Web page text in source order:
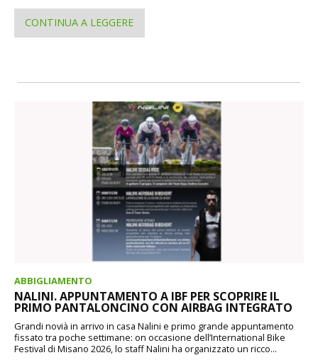
CONTINUA A LEGGERE
ABBIGLIAMENTO
NALINI. APPUNTAMENTO A IBF PER SCOPRIRE IL
PRIMO PANTALONCINO CON AIRBAG INTEGRATO
Grandi novià in arrivo in casa Nalini e primo grande appuntamento
fissato tra poche settimane: on occasione dell’International Bike
Festival di Misano 2026, lo staff Nalini ha organizzato un ricco...